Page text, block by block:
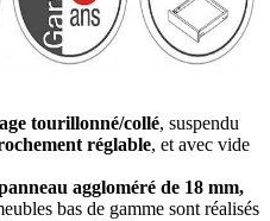
tourillonné/collé, suspendu
réglable, et avec vide
aggloméré de 18 mm,
bas de gamme sont réalisés